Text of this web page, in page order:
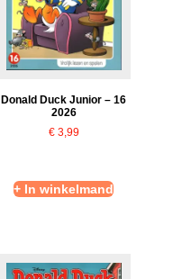
Donald Duck Junior – 16
2026
€3,99
+ In winkelmand